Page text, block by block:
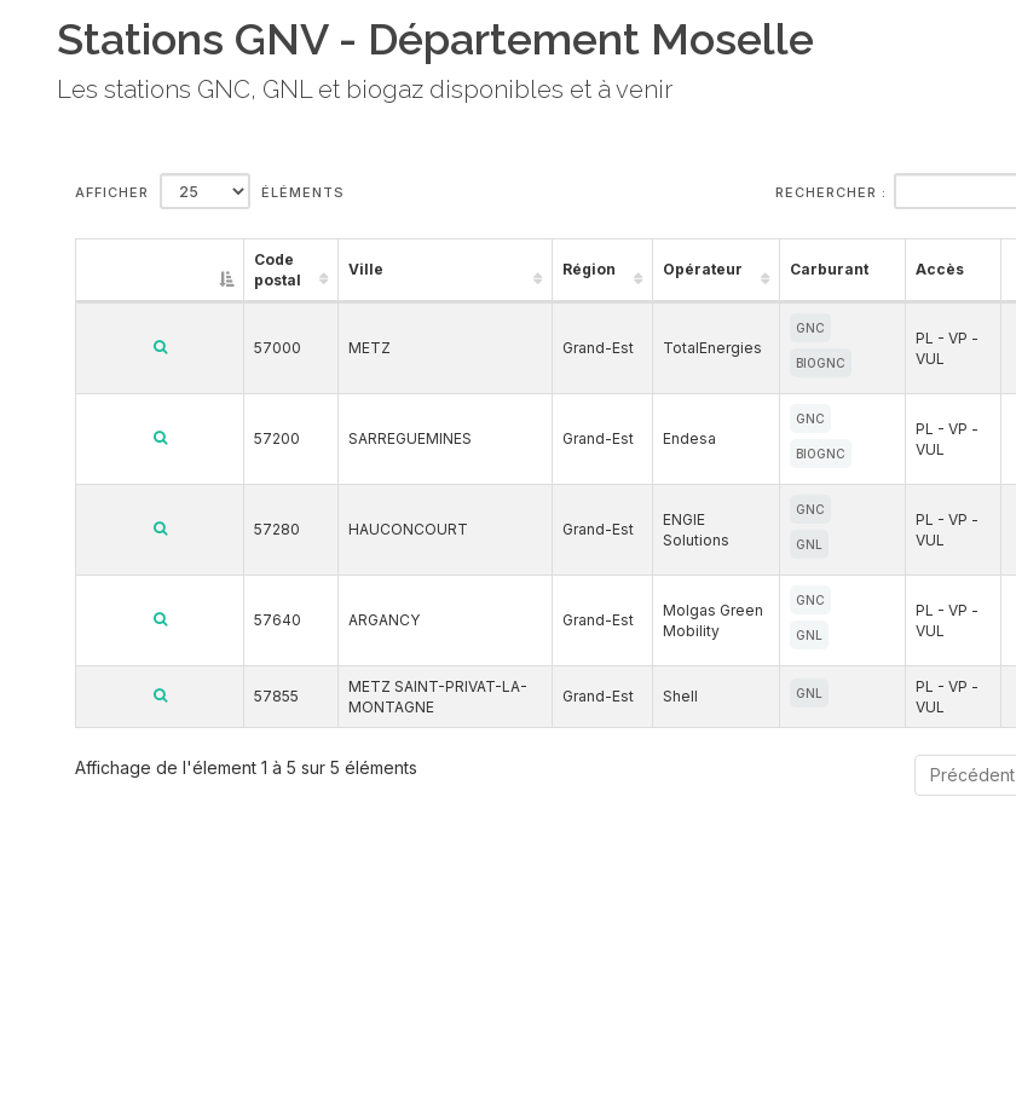
Stations GNV - Département Moselle
Les stations GNC, GNL et biogaz disponibles et à venir
AFFICHER ÉLÉMENTS RECHERCHER :
Code
postal
Ville Région Opérateur Carburant Accès
57000 METZ Grand-Est TotalEnergies
GNC
BIOGNC
PL - VP -
VUL
57200 SARREGUEMINES Grand-Est Endesa
GNC
BIOGNC
PL - VP -
VUL
57280 HAUCONCOURT Grand-Est
ENGIE
Solutions
GNC
GNL
PL - VP -
VUL
57640 ARGANCY Grand-Est
Molgas Green
Mobility
GNC
GNL
PL - VP -
VUL
57855
METZ SAINT-PRIVAT-LA-
MONTAGNE
Grand-Est Shell GNL
PL - VP -
VUL
Affichage de l'élement 1 à 5 sur 5 éléments Précédent